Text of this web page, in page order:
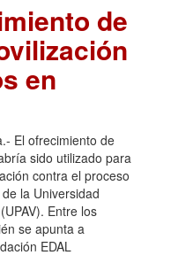
de
en
El ofrecimiento de
sido utilizado para
contra el proceso
la Universidad
Entre los
se apunta a
EDAL